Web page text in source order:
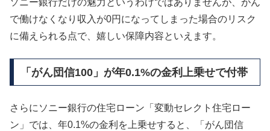
ソニー銀行だけの魅力というわけではありませんが、がん
で働けなくなり収入が0円になってしまった場合のリスク
に備えられる点で、嬉しい保障内容といえます。
「がん団信100」が年0.1%の金利上乗せで付帯
さらにソニー銀行の住宅ローン「変動セレクト住宅ロー
ン」では、年0.1%の金利を上乗せすると、「がん団信